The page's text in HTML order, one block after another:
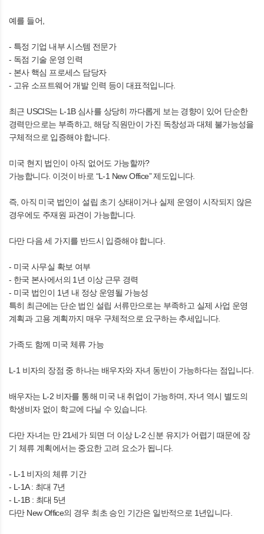
예를 들어,
- 특정 기업 내부 시스템 전문가
- 독점 기술 운영 인력
- 본사 핵심 프로세스 담당자
- 고유 소프트웨어 개발 인력 등이 대표적입니다.
최근 USCIS는 L-1B 심사를 상당히 까다롭게 보는 경향이 있어 단순한
경력만으로는 부족하고, 해당 직원만이 가진 독창성과 대체 불가능성을
구체적으로 입증해야 합니다.
미국 현지 법인이 아직 없어도 가능할까?
가능합니다. 이것이 바로 “L-1 New Office” 제도입니다.
즉, 아직 미국 법인이 설립 초기 상태이거나 실제 운영이 시작되지 않은
경우에도 주재원 파견이 가능합니다.
다만 다음 세 가지를 반드시 입증해야 합니다.
- 미국 사무실 확보 여부
- 한국 본사에서의 1년 이상 근무 경력
- 미국 법인이 1년 내 정상 운영될 가능성
특히 최근에는 단순 법인 설립 서류만으로는 부족하고 실제 사업 운영
계획과 고용 계획까지 매우 구체적으로 요구하는 추세입니다.
가족도 함께 미국 체류 가능
L-1 비자의 장점 중 하나는 배우자와 자녀 동반이 가능하다는 점입니다.
배우자는 L-2 비자를 통해 미국 내 취업이 가능하며, 자녀 역시 별도의
학생비자 없이 학교에 다닐 수 있습니다.
다만 자녀는 만 21세가 되면 더 이상 L-2 신분 유지가 어렵기 때문에 장
기 체류 계획에서는 중요한 고려 요소가 됩니다.
- L-1 비자의 체류 기간
- L-1A : 최대 7년
- L-1B : 최대 5년
다만 New Office의 경우 최초 승인 기간은 일반적으로 1년입니다.